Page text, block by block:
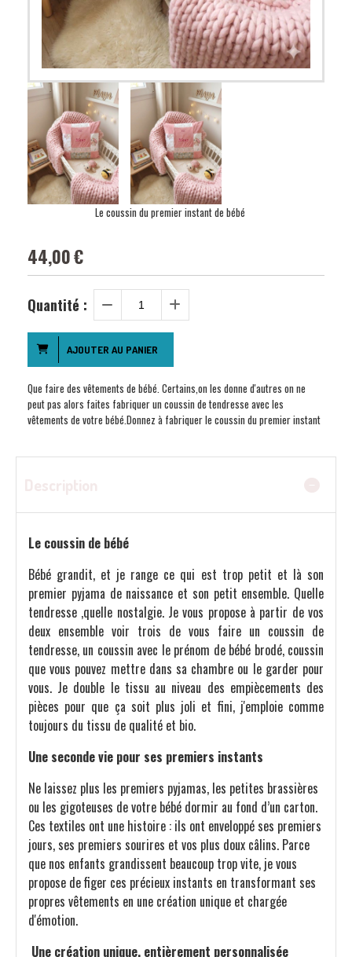
Le coussin du premier instant de bébé
44,00€
Quantité :
AJOUTER AU PANIER
Que faire des vêtements de bébé. Certains,on les donne d'autres on ne
peut pas alors faites fabriquer un coussin de tendresse avec les
vêtements de votre bébé.Donnez à fabriquer le coussin du premier instant
Le coussin de bébé
Bébé grandit, et je range ce qui est trop petit et là son
premier pyjama de naissance et son petit ensemble. Quelle
tendresse ,quelle nostalgie. Je vous propose à partir de vos
deux ensemble voir trois de vous faire un coussin de
tendresse, un coussin avec le prénom de bébé brodé, coussin
que vous pouvez mettre dans sa chambre ou le garder pour
vous. Je double le tissu au niveau des empiècements des
pièces pour que ça soit plus joli et fini, j'emploie comme
toujours du tissu de qualité et bio.
Une seconde vie pour ses premiers instants
Ne laissez plus les premiers pyjamas, les petites brassières
ou les gigoteuses de votre bébé dormir au fond d’un carton.
Ces textiles ont une histoire : ils ont enveloppé ses premiers
jours, ses premiers sourires et vos plus doux câlins. Parce
que nos enfants grandissent beaucoup trop vite, je vous
propose de figer ces précieux instants en transformant ses
propres vêtements en une création unique et chargée
d'émotion.
Une création unique, entièrement personnalisée